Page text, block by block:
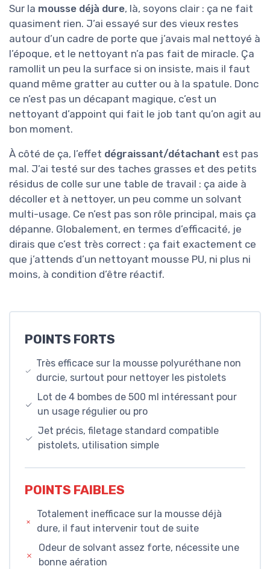
Sur la mousse déjà dure, là, soyons clair : ça ne fait
quasiment rien. J’ai essayé sur des vieux restes
autour d’un cadre de porte que j’avais mal nettoyé à
l’époque, et le nettoyant n’a pas fait de miracle. Ça
ramollit un peu la surface si on insiste, mais il faut
quand même gratter au cutter ou à la spatule. Donc
ce n’est pas un décapant magique, c’est un
nettoyant d’appoint qui fait le job tant qu’on agit au
bon moment.
À côté de ça, l’effet dégraissant/détachant est pas
mal. J’ai testé sur des taches grasses et des petits
résidus de colle sur une table de travail : ça aide à
décoller et à nettoyer, un peu comme un solvant
multi-usage. Ce n’est pas son rôle principal, mais ça
dépanne. Globalement, en termes d’efficacité, je
dirais que c’est très correct : ça fait exactement ce
que j’attends d’un nettoyant mousse PU, ni plus ni
moins, à condition d’être réactif.
POINTS FORTS
Très efficace sur la mousse polyuréthane non
durcie, surtout pour nettoyer les pistolets
Lot de 4 bombes de 500 ml intéressant pour
un usage régulier ou pro
Jet précis, filetage standard compatible
pistolets, utilisation simple
POINTS FAIBLES
Totalement inefficace sur la mousse déjà
dure, il faut intervenir tout de suite
Odeur de solvant assez forte, nécessite une
bonne aération